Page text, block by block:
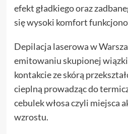
efekt gładkiego oraz
się wysoki komfort
Depilacja laserowa w
emitowaniu skupionej
kontakcie ze skórą
cieplną prowadząc do
cebulek włosa czyli miejsca
wzrostu.